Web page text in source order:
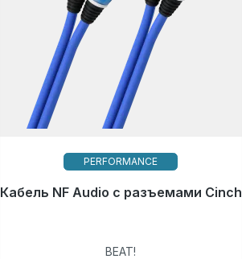
PERFORMANCE
Кабель NF Audio с разъемами Cinch
Готовы к немедленной отправке,
30,99 €
BEAT!